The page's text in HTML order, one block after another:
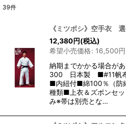
絞り込む
39件
《ミツボシ》空手衣
12,380円(税込)
希望小売価格: 16,500円
納期までかかる場合が
300 日本製 ■#11帆
■内紐付■綿100％（
種類■上衣＆ズボンセ
み※帯は別売とな…